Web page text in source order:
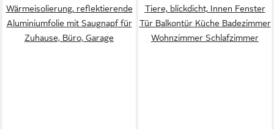
Wärmeisolierung, reflektierende
Aluminiumfolie mit Saugnapf für
Zuhause, Büro, Garage
Tiere, blickdicht, Innen Fenster
Tür Balkontür Küche Badezimmer
Wohnzimmer Schlafzimmer